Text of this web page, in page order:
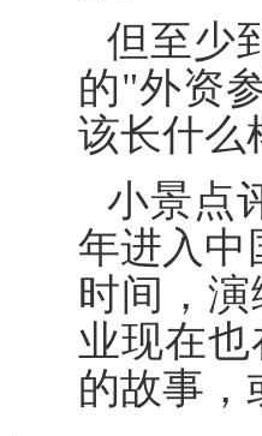
但至少
的"外资
该长什么
小景点
年进入
时间，
业现在
的故事，